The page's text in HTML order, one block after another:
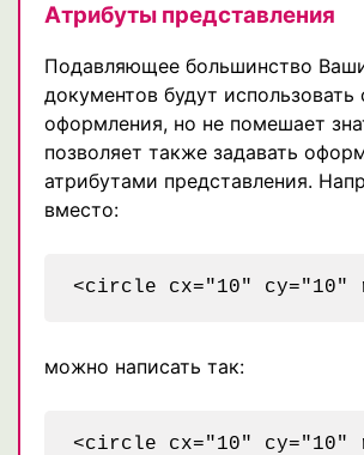
Атрибуты представления
Подавляющее большинство
документов будут использовать
оформления, но не помешает
позволяет также задавать
атрибутами представления.
вместо:
можно написать так: